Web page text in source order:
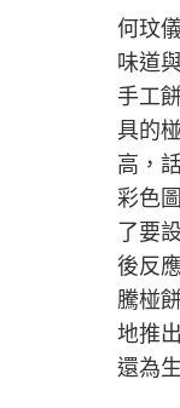
何玟
味道
手工
具的
高，
彩色
了要
後反
騰椪
地推
還為